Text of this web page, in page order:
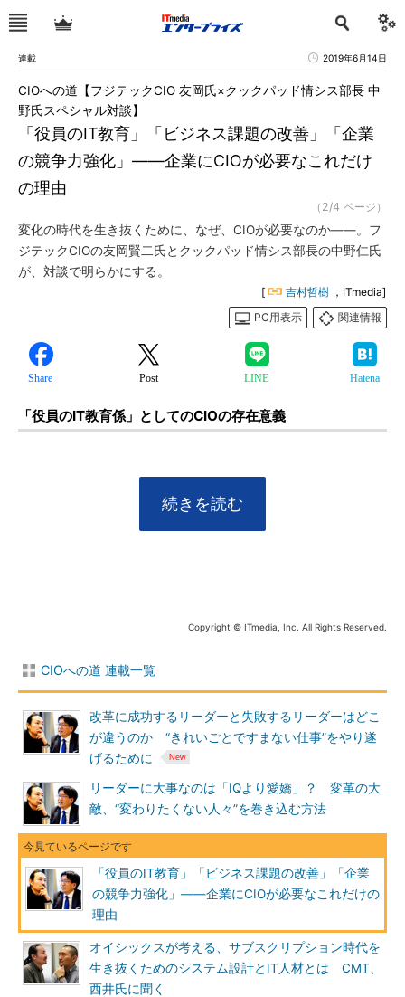
連載 2019年6月14日
「役員のIT教育」「ビジネス課題の改善」「企業
の競争力強化」――企業にCIOが必要なこれだけ
の理由
CIOへの道【フジテックCIO 友岡氏×クックパッド情シス部長 中
野氏スペシャル対談】
（2/4 ページ）
変化の時代を生き抜くために、なぜ、CIOが必要なのか――。フ
ジテックCIOの友岡賢二氏とクックパッド情シス部長の中野仁氏
が、対談で明らかにする。
[ 吉村哲樹 ，ITmedia]
PC用表示
関連情報
Share Post LINE Hatena
「役員のIT教育係」としてのCIOの存在意義
続きを読む
Copyright © ITmedia, Inc. All Rights Reserved.
CIOへの道 連載一覧
改革に成功するリーダーと失敗するリーダーはどこ
が違うのか “きれいごとですまない仕事”をやり遂
げるために
リーダーに大事なのは「IQより愛嬌」？ 変革の大
敵、“変わりたくない人々”を巻き込む方法
「役員のIT教育」「ビジネス課題の改善」「企業
の競争力強化」――企業にCIOが必要なこれだけの
理由
オイシックスが考える、サブスクリプション時代を
生き抜くためのシステム設計とIT人材とは CMT、
西井氏に聞く